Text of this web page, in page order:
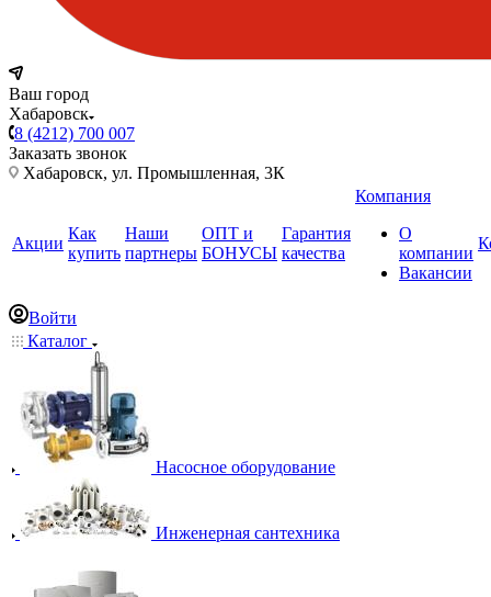
Ваш город
Хабаровск
8 (4212) 700 007
Заказать звонок
Хабаровск, ул. Промышленная, 3К
Акции
Как
купить
Наши
партнеры
ОПТ и
БОНУСЫ
Гарантия
качества
Компания
О
компании
Вакансии
Войти
Каталог
Насосное оборудование
Инженерная сантехника